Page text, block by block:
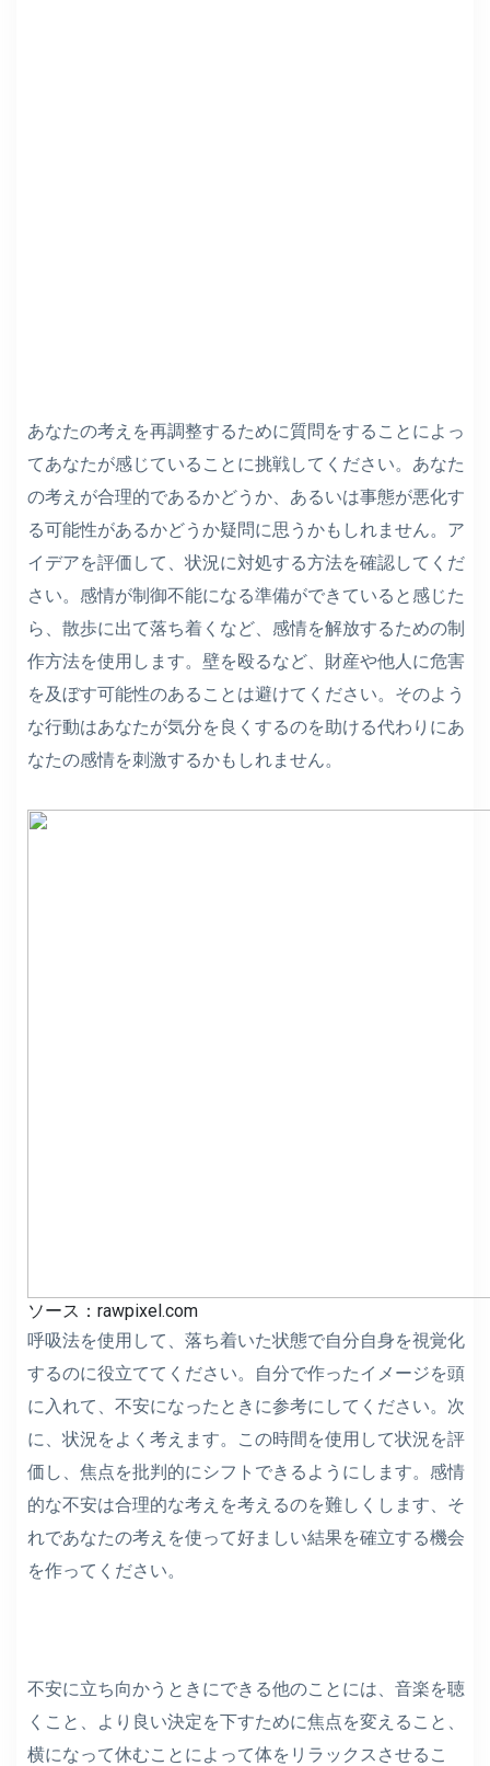
あなたの考えを再調整するために質問をすることによっ
てあなたが感じていることに挑戦してください。あなた
の考えが合理的であるかどうか、あるいは事態が悪化す
る可能性があるかどうか疑問に思うかもしれません。ア
イデアを評価して、状況に対処する方法を確認してくだ
さい。感情が制御不能になる準備ができていると感じた
ら、散歩に出て落ち着くなど、感情を解放するための制
作方法を使用します。壁を殴るなど、財産や他人に危害
を及ぼす可能性のあることは避けてください。そのよう
な行動はあなたが気分を良くするのを助ける代わりにあ
なたの感情を刺激するかもしれません。
ソース：rawpixel.com
呼吸法を使用して、落ち着いた状態で自分自身を視覚化
するのに役立ててください。自分で作ったイメージを頭
に入れて、不安になったときに参考にしてください。次
に、状況をよく考えます。この時間を使用して状況を評
価し、焦点を批判的にシフトできるようにします。感情
的な不安は合理的な考えを考えるのを難しくします、そ
れであなたの考えを使って好ましい結果を確立する機会
を作ってください。
不安に立ち向かうときにできる他のことには、音楽を聴
くこと、より良い決定を下すために焦点を変えること、
横になって休むことによって体をリラックスさせるこ